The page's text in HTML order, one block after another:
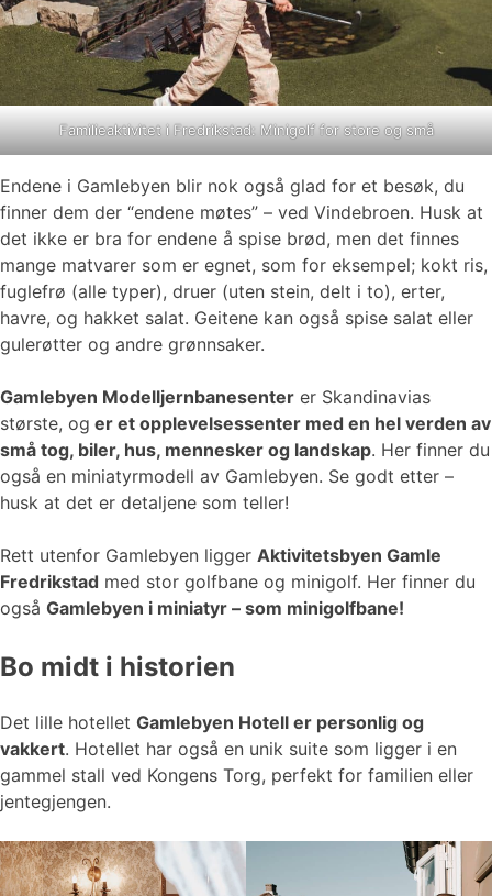
Familieaktivitet i Fredrikstad: Minigolf for store og små
Endene i Gamlebyen blir nok også glad for et besøk, du
finner dem der “endene møtes” – ved Vindebroen. Husk at
det ikke er bra for endene å spise brød, men det finnes
mange matvarer som er egnet, som for eksempel; kokt ris,
fuglefrø (alle typer), druer (uten stein, delt i to), erter,
havre, og hakket salat. Geitene kan også spise salat eller
gulerøtter og andre grønnsaker.
Gamlebyen Modelljernbanesenter er Skandinavias
største, og er et opplevelsessenter med en hel verden av
små tog, biler, hus, mennesker og landskap. Her finner du
også en miniatyrmodell av Gamlebyen. Se godt etter –
husk at det er detaljene som teller!
Rett utenfor Gamlebyen ligger Aktivitetsbyen Gamle
Fredrikstad med stor golfbane og minigolf. Her finner du
også Gamlebyen i miniatyr – som minigolfbane!
Bo midt i historien
Det lille hotellet Gamlebyen Hotell er personlig og
vakkert. Hotellet har også en unik suite som ligger i en
gammel stall ved Kongens Torg, perfekt for familien eller
jentegjengen.